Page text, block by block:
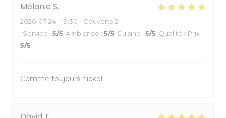
Mélanie S
2026-07-24 - 19:30 - Couverts 2
Service : 5/5 Ambiance : 5/5 Cuisine : 5/5 Qualité / Prix :
5/5
Comme toujours nickel